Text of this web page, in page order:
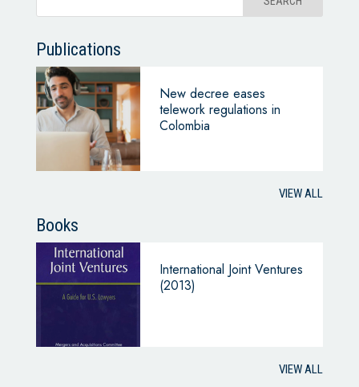
Publications
New decree eases
telework regulations in
Colombia
VIEW ALL
Books
International Joint Ventures
(2013)
VIEW ALL